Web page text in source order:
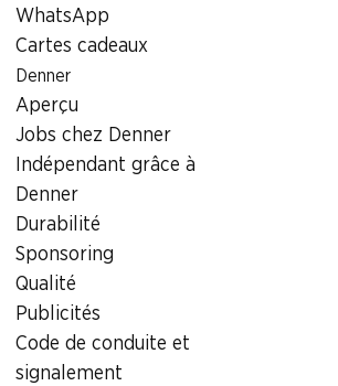
WhatsApp
Cartes cadeaux
Denner
Aperçu
Jobs chez Denner
Indépendant grâce à
Denner
Durabilité
Sponsoring
Qualité
Publicités
Code de conduite et
signalement
au
33%
32% Amandes, 3 x 150 g